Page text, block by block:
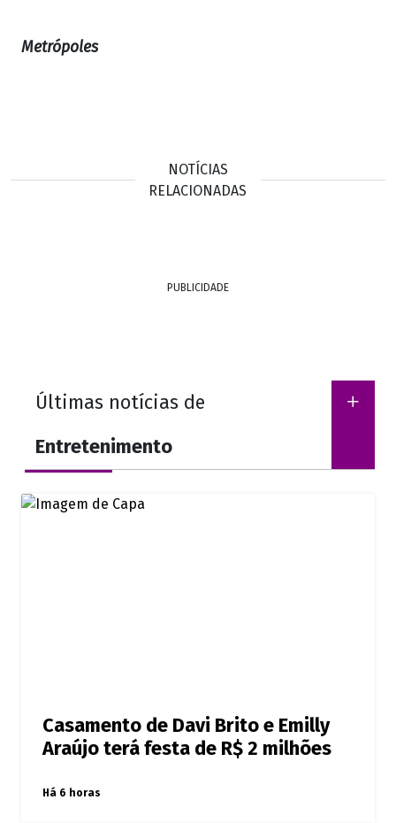
Metrópoles
NOTÍCIAS
RELACIONADAS
PUBLICIDADE
Últimas notícias de
Entretenimento
Casamento de Davi Brito e Emilly
Araújo terá festa de R$ 2 milhões
Há 6 horas